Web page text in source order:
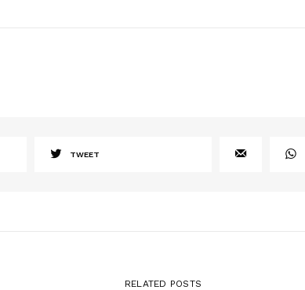
TWEET
RELATED POSTS